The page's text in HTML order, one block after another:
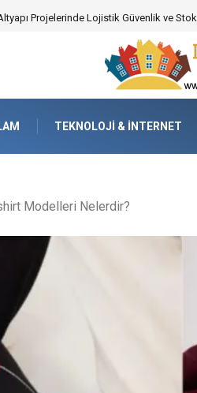
Poker Deneyimi İçin Profesyonel Destek
TEKNOLOJI & İNTERNET
Modelleri Nelerdir?